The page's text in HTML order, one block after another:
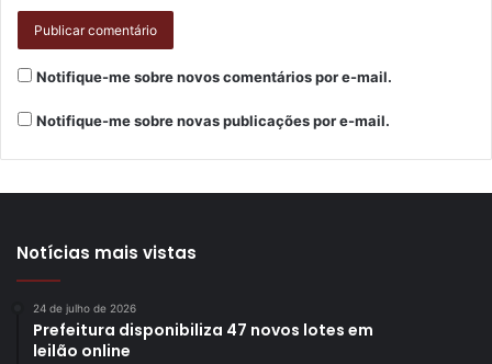
9h às 17h – Arrecadação de leite nas secretarias
municipais pelos servidores da SMAA para destinação às
entidades filantrópicas Lar Maria Tereza, Fundação
Às 10h e às 14h30 – Quartas criativas: contação de
Suzue. Biblioteca Pública Municipal de Londrina (Avenida
Rio de Janeiro, 413).
Notifique-me sobre novos comentários por e-mail.
Notifique-me sobre novas publicações por e-mail.
Notícias mais vistas
24 de julho de 2026
Prefeitura disponibiliza 47 novos lotes em
leilão online